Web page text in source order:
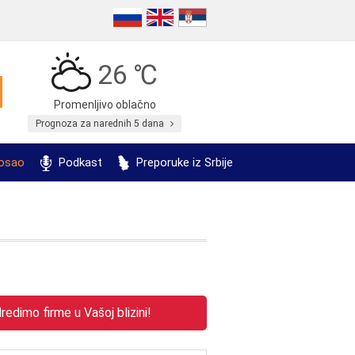
26 ℃
Promenljivo oblačno
Prognoza za narednih 5 dana
Podkast Preporuke iz Srbije
firme u Vašoj blizini!